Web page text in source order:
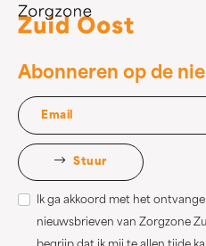
Abonneren op de
Stuur
Ik ga akkoord met het
nieuwsbrieven van Zorgzone